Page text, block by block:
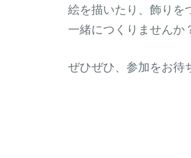
絵を描いたり、飾りを
一緒につくりませんか
ぜひぜひ、参加をお待